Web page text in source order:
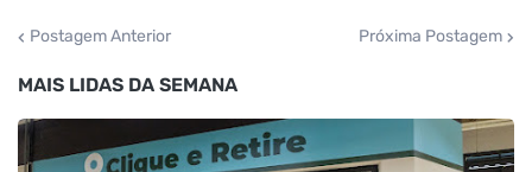
Postagem Anterior Próxima Postagem
MAIS LIDAS DA SEMANA